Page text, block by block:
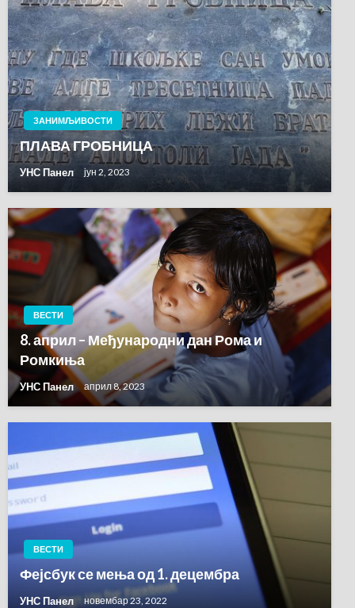
ЗАНИМЉИВОСТИ
ПЛАВА ГРОБНИЦА
УНС Панел јун 2, 2023
ВЕСТИ
8. април – Међународни дан Рома и
Ромкиња
УНС Панел април 8, 2023
ВЕСТИ
Фејсбук се мења од 1. децембра
УНС Панел новембар 23, 2022